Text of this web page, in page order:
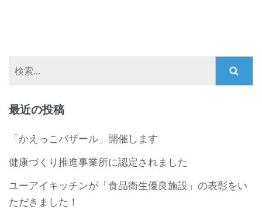
最近の投稿
「かえっこバザール」開催します
健康づくり推進事業所に認定されました
ユーアイキッチンが「食品衛生優良施設」の表彰をい
ただきました！